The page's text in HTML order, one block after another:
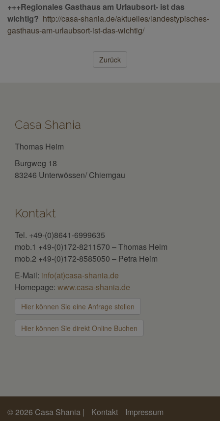
+++Regionales Gasthaus am Urlaubsort- ist das
wichtig? http://casa-shania.de/aktuelles/landestypisches-
gasthaus-am-urlaubsort-ist-das-wichtig/
Zurück
Casa Shania
Thomas Heim
Burgweg 18
83246 Unterwössen/ Chiemgau
Kontakt
Tel. +49-(0)8641-6999635
mob.1 +49-(0)172-8211570 – Thomas Heim
mob.2 +49-(0)172-8585050 – Petra Heim
E-Mail: info(at)casa-shania.de
Homepage: www.casa-shania.de
Hier können Sie eine Anfrage stellen
Hier können Sie direkt Online Buchen
© 2026 Casa Shania | Kontakt
Impressum